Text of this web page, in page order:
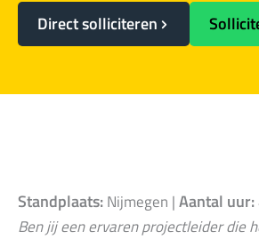
Direct solliciteren
Standplaats:Nijmegen |Aantal uur:
Ben jij een ervaren projectleider die